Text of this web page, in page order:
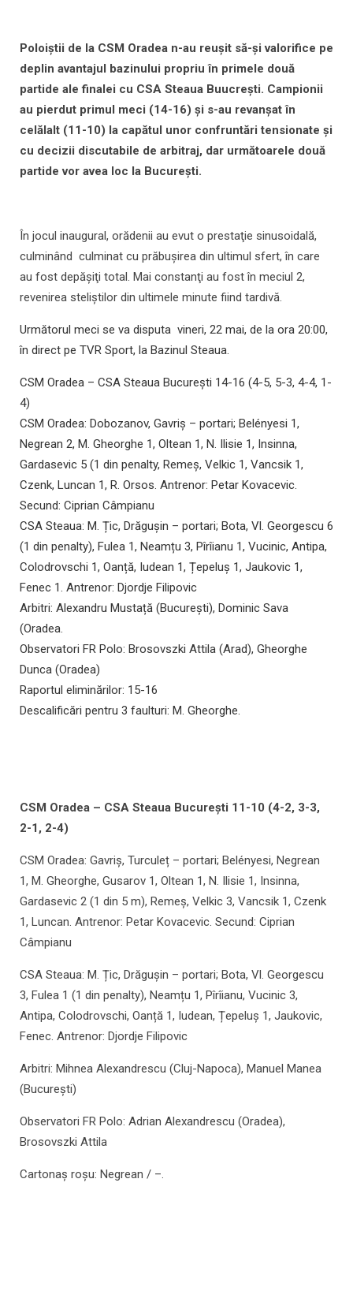
Poloiştii de la CSM Oradea n-au reuşit să-şi valorifice pe
deplin avantajul bazinului propriu în primele două
partide ale finalei cu CSA Steaua Buucreşti. Campionii
au pierdut primul meci (14-16) şi s-au revanşat în
celălalt (11-10) la capătul unor confruntări tensionate şi
cu decizii discutabile de arbitraj, dar următoarele două
partide vor avea loc la Bucureşti.
În jocul inaugural, orădenii au evut o prestaţie sinusoidală,
culminând culminat cu prăbuşirea din ultimul sfert, în care
au fost depăşiţi total. Mai constanţi au fost în meciul 2,
revenirea steliştilor din ultimele minute fiind tardivă.
Următorul meci se va disputa vineri, 22 mai, de la ora 20:00,
în direct pe TVR Sport, la Bazinul Steaua.
CSM Oradea – CSA Steaua București 14-16 (4-5, 5-3, 4-4, 1-
4)
CSM Oradea: Dobozanov, Gavriș – portari; Belényesi 1,
Negrean 2, M. Gheorghe 1, Oltean 1, N. Ilisie 1, Insinna,
Gardasevic 5 (1 din penalty, Remeș, Velkic 1, Vancsik 1,
Czenk, Luncan 1, R. Orsos. Antrenor: Petar Kovacevic.
Secund: Ciprian Câmpianu
CSA Steaua: M. Țic, Drăgușin – portari; Bota, Vl. Georgescu 6
(1 din penalty), Fulea 1, Neamțu 3, Pîrîianu 1, Vucinic, Antipa,
Colodrovschi 1, Oanță, Iudean 1, Țepeluș 1, Jaukovic 1,
Fenec 1. Antrenor: Djordje Filipovic
Arbitri: Alexandru Mustață (București), Dominic Sava
(Oradea.
Observatori FR Polo: Brosovszki Attila (Arad), Gheorghe
Dunca (Oradea)
Raportul eliminărilor: 15-16
Descalificări pentru 3 faulturi: M. Gheorghe.
CSM Oradea – CSA Steaua București 11-10 (4-2, 3-3,
2-1, 2-4)
CSM Oradea: Gavriș, Turculeț – portari; Belényesi, Negrean
1, M. Gheorghe, Gusarov 1, Oltean 1, N. Ilisie 1, Insinna,
Gardasevic 2 (1 din 5 m), Remeș, Velkic 3, Vancsik 1, Czenk
1, Luncan. Antrenor: Petar Kovacevic. Secund: Ciprian
Câmpianu
CSA Steaua: M. Țic, Drăgușin – portari; Bota, Vl. Georgescu
3, Fulea 1 (1 din penalty), Neamțu 1, Pîrîianu, Vucinic 3,
Antipa, Colodrovschi, Oanță 1, Iudean, Țepeluș 1, Jaukovic,
Fenec. Antrenor: Djordje Filipovic
Arbitri: Mihnea Alexandrescu (Cluj-Napoca), Manuel Manea
(București)
Observatori FR Polo: Adrian Alexandrescu (Oradea),
Brosovszki Attila
Cartonaș roșu: Negrean / –.